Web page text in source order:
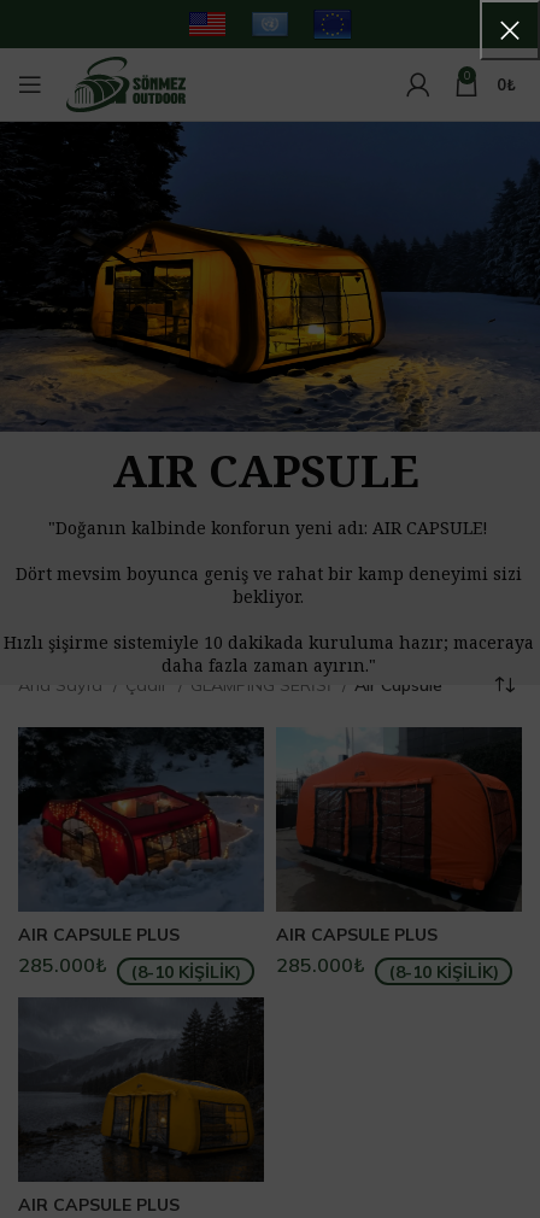
0 0₺
AIR CAPSULE
"Doğanın kalbinde konforun yeni adı: AIR CAPSULE!
Dört mevsim boyunca geniş ve rahat bir kamp deneyimi sizi
bekliyor.
Hızlı şişirme sistemiyle 10 dakikada kuruluma hazır; maceraya
daha fazla zaman ayırın."
Ana Sayfa Çadır GLAMPING SERİSİ Air Capsule
AIR CAPSULE PLUS
285.000₺ (8-10 KİŞİLİK)
AIR CAPSULE PLUS
285.000₺ (8-10 KİŞİLİK)
AIR CAPSULE PLUS